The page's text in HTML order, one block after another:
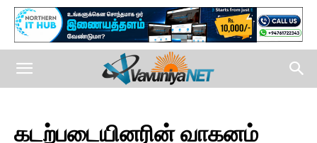
கடற்படையினரின் வாகனம்